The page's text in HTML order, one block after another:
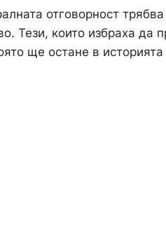
отговорност
Тези, които избраха да
ще остане в